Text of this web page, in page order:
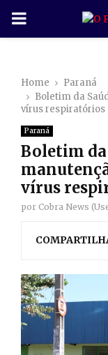
P
M
A
R
M
E
Home
Paraná
Boletim da
vírus
Paraná
Boletim da
vírus
por Cobra News